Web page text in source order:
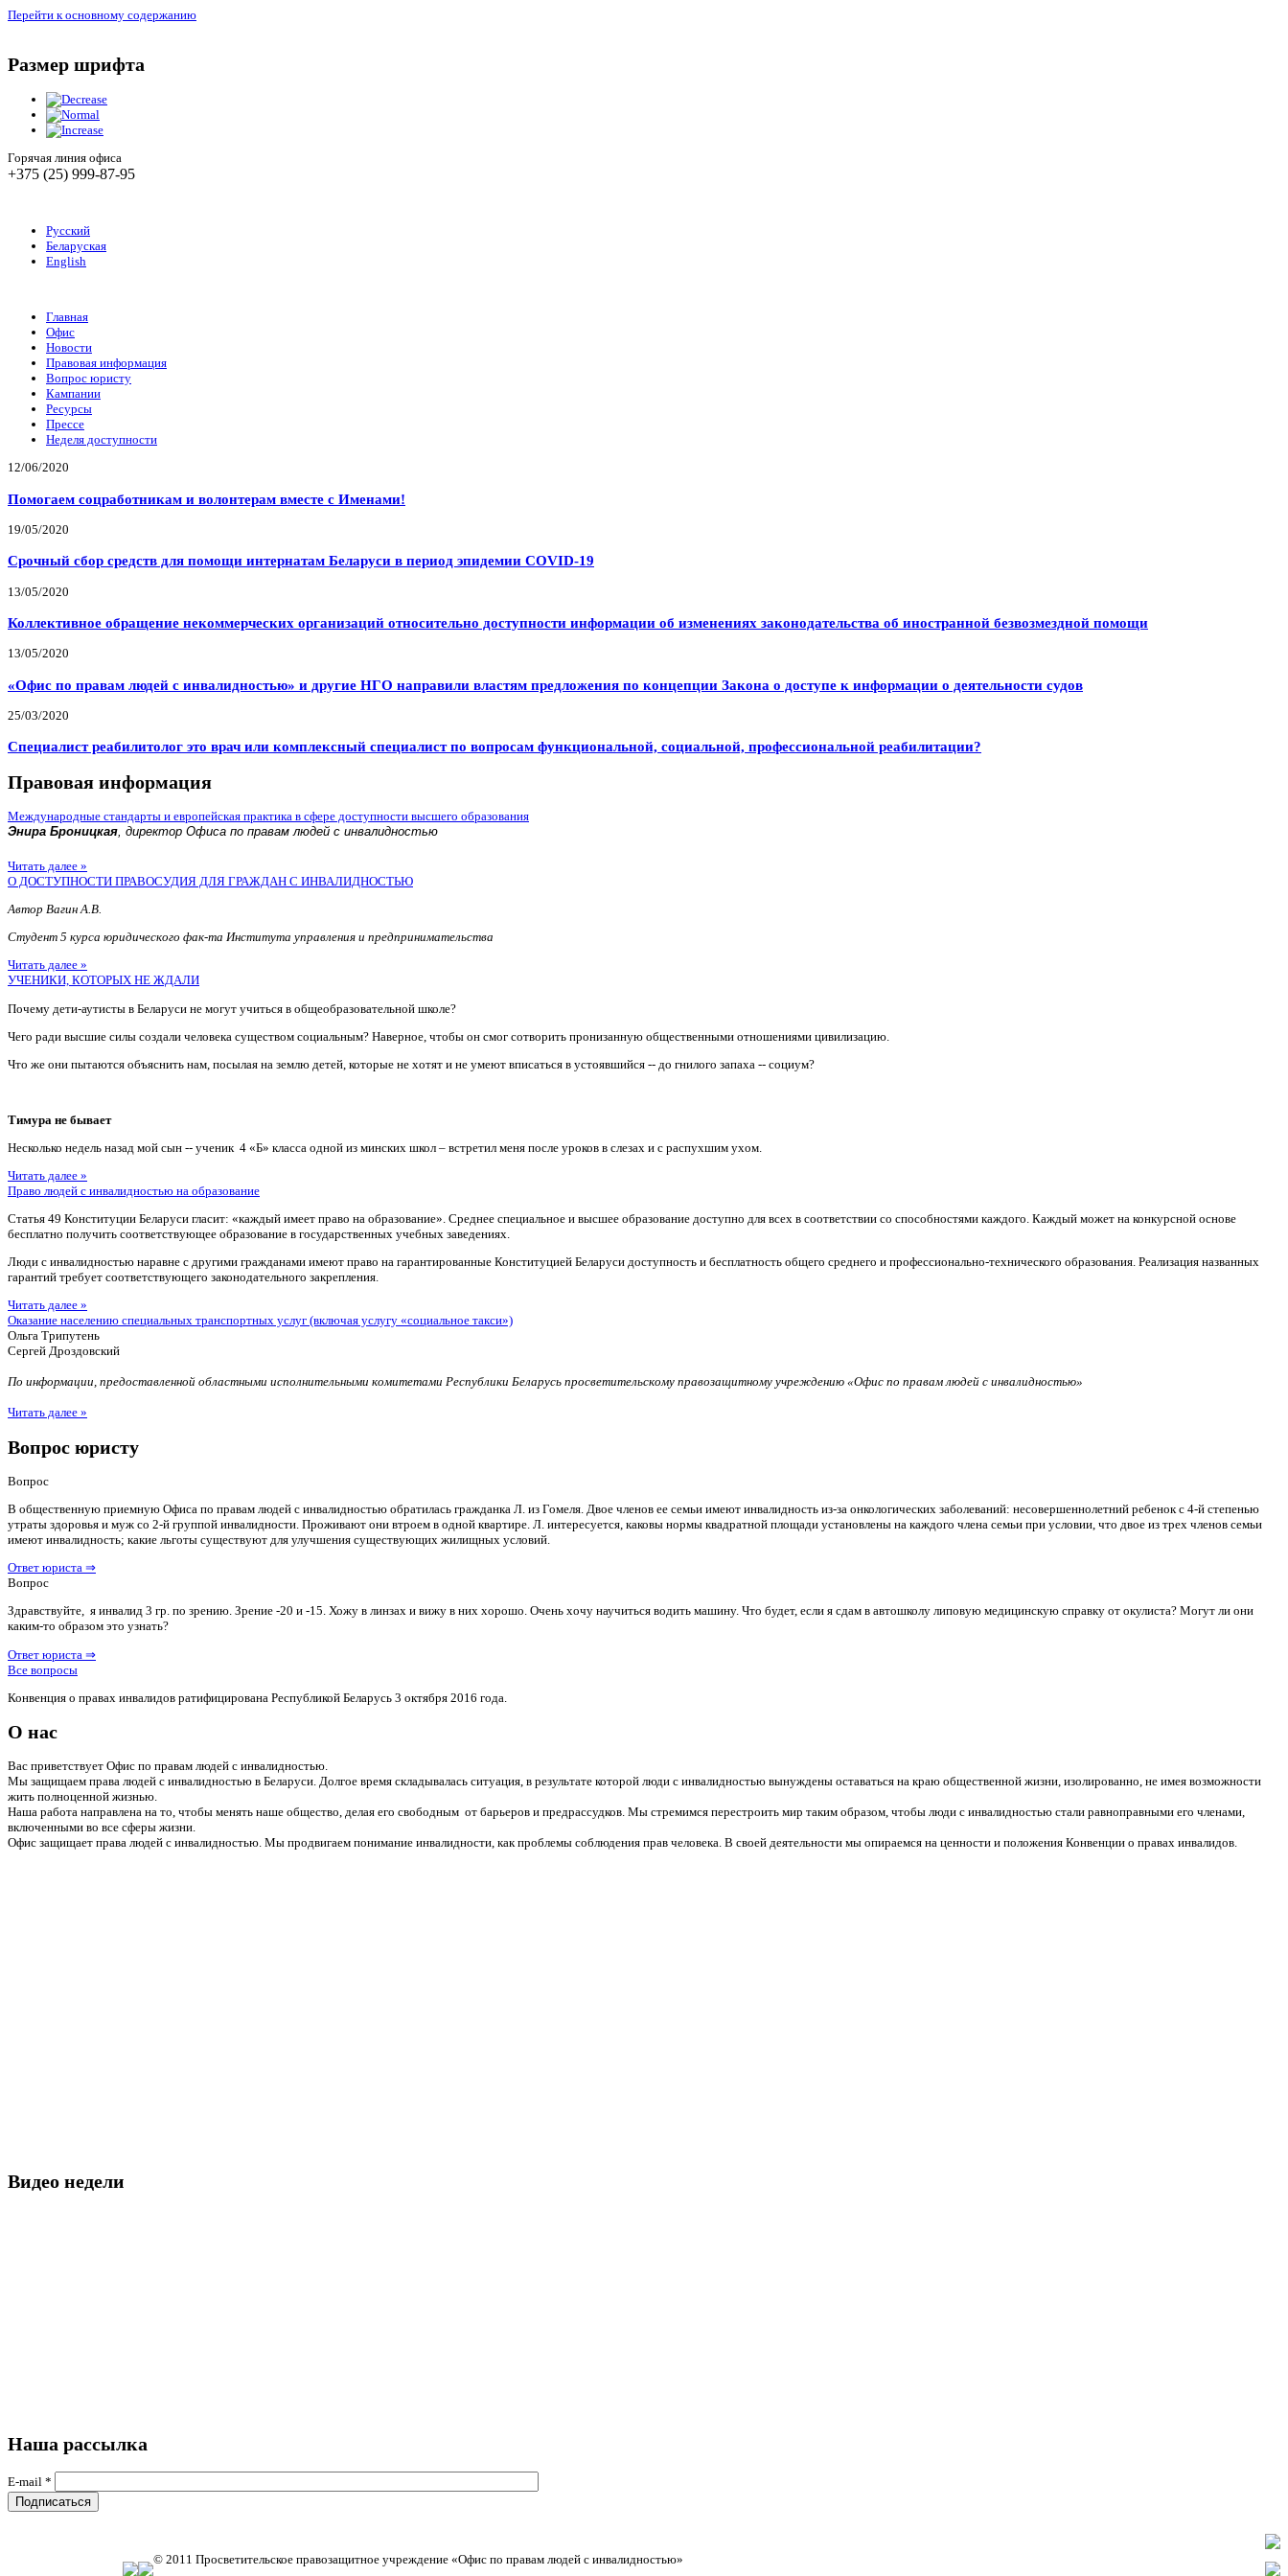
Перейти к основному содержанию
Размер шрифта
Горячая линия офиса
+375 (25) 999-87-95
Русский
Беларуская
English
Главная
Офис
Новости
Правовая информация
Вопрос юристу
Кампании
Ресурсы
Прессе
Неделя доступности
12/06/2020
Помогаем соцработникам и волонтерам вместе с Именами!
19/05/2020
Срочный сбор средств для помощи интернатам Беларуси в период эпидемии COVID-19
13/05/2020
Коллективное обращение некоммерческих организаций относительно доступности информации об изменениях законодательства об иностранной безвозмездной помощи
13/05/2020
«Офис по правам людей с инвалидностью» и другие НГО направили властям предложения по концепции Закона о доступе к информации о деятельности судов
25/03/2020
Специалист реабилитолог это врач или комплексный специалист по вопросам функциональной, социальной, профессиональной реабилитации?
Правовая информация
Международные стандарты и европейская практика в сфере доступности высшего образования
Энира Броницкая, директор Офиса по правам людей с инвалидностью
Читать далее »
О ДОСТУПНОСТИ ПРАВОСУДИЯ ДЛЯ ГРАЖДАН С ИНВАЛИДНОСТЬЮ
Автор Вагин А.В.
Студент 5 курса юридического фак-та Института управления и предпринимательства
Читать далее »
УЧЕНИКИ, КОТОРЫХ НЕ ЖДАЛИ
Почему дети-аутисты в Беларуси не могут учиться в общеобразовательной школе?
Чего ради высшие силы создали человека существом социальным? Наверное, чтобы он смог сотворить пронизанную общественными отношениями цивилизацию.
Что же они пытаются объяснить нам, посылая на землю детей, которые не хотят и не умеют вписаться в устоявшийся -- до гнилого запаха -- социум?
Тимура не бывает
Несколько недель назад мой сын -- ученик 4 «Б» класса одной из минских школ – встретил меня после уроков в слезах и с распухшим ухом.
Читать далее »
Право людей с инвалидностью на образование
Статья 49 Конституции Беларуси гласит: «каждый имеет право на образование». Среднее специальное и высшее образование доступно для всех в соответствии со способностями каждого. Каждый может на конкурсной основе
бесплатно получить соответствующее образование в государственных учебных заведениях.
Люди с инвалидностью наравне с другими гражданами имеют право на гарантированные Конституцией Беларуси доступность и бесплатность общего среднего и профессионально-технического образования. Реализация названных
гарантий требует соответствующего законодательного закрепления.
Читать далее »
Оказание населению специальных транспортных услуг (включая услугу «социальное такси»)
Ольга Трипутень
Сергей Дроздовский
По информации, предоставленной областными исполнительными комитетами Республики Беларусь просветительскому правозащитному учреждению «Офис по правам людей с инвалидностью»
Читать далее »
Вопрос юристу
Вопрос
В общественную приемную Офиса по правам людей с инвалидностью обратилась гражданка Л. из Гомеля. Двое членов ее семьи имеют инвалидность из-за онкологических заболеваний: несовершеннолетний ребенок с 4-й степенью
утраты здоровья и муж со 2-й группой инвалидности. Проживают они втроем в одной квартире. Л. интересуется, каковы нормы квадратной площади установлены на каждого члена семьи при условии, что двое из трех членов семьи
имеют инвалидность; какие льготы существуют для улучшения существующих жилищных условий.
Ответ юриста ⇒
Вопрос
Здравствуйте, я инвалид 3 гр. по зрению. Зрение -20 и -15. Хожу в линзах и вижу в них хорошо. Очень хочу научиться водить машину. Что будет, если я сдам в автошколу липовую медицинскую справку от окулиста? Могут ли они
каким-то образом это узнать?
Ответ юриста ⇒
Все вопросы
Конвенция о правах инвалидов ратифицирована Республикой Беларусь 3 октября 2016 года.
О нас
Вас приветствует Офис по правам людей с инвалидностью.
Мы защищаем права людей с инвалидностью в Беларуси. Долгое время складывалась ситуация, в результате которой люди с инвалидностью вынуждены оставаться на краю общественной жизни, изолированно, не имея возможности
жить полноценной жизнью.
Наша работа направлена на то, чтобы менять наше общество, делая его свободным от барьеров и предрассудков. Мы стремимся перестроить мир таким образом, чтобы люди с инвалидностью стали равноправными его членами,
включенными во все сферы жизни.
Офис защищает права людей с инвалидностью. Мы продвигаем понимание инвалидности, как проблемы соблюдения прав человека. В своей деятельности мы опираемся на ценности и положения Конвенции о правах инвалидов.
Видео недели
Наша рассылка
E-mail *
© 2011 Просветительское правозащитное учреждение «Офис по правам людей с инвалидностью»